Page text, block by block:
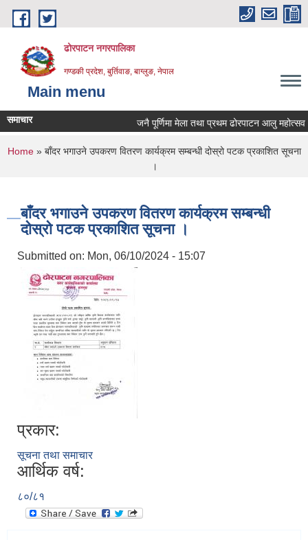
Skip to main content
ढोरपाटन नगरपालिका
गण्डकी प्रदेश, बुर्तिवाङ, बाग्लुङ, नेपाल
Main menu
समाचार जनै पूर्णिमा मेला तथा प्रथम ढोरपाटन आलु
You are here
Home» बाँदर भगाउने उपकरण वितरण कार्यक्रम सम्बन्धी दोस्रो पटक प्रकाशित सूचना
।
बाँदर भगाउने उपकरण वितरण कार्यक्रम सम्बन्धी
दोस्रो पटक प्रकाशित सूचना ।
Submitted on: Mon, 06/10/2024 - 15:07
प्रकार:
सूचना तथा समाचार
आर्थिक वर्ष:
८०/८१